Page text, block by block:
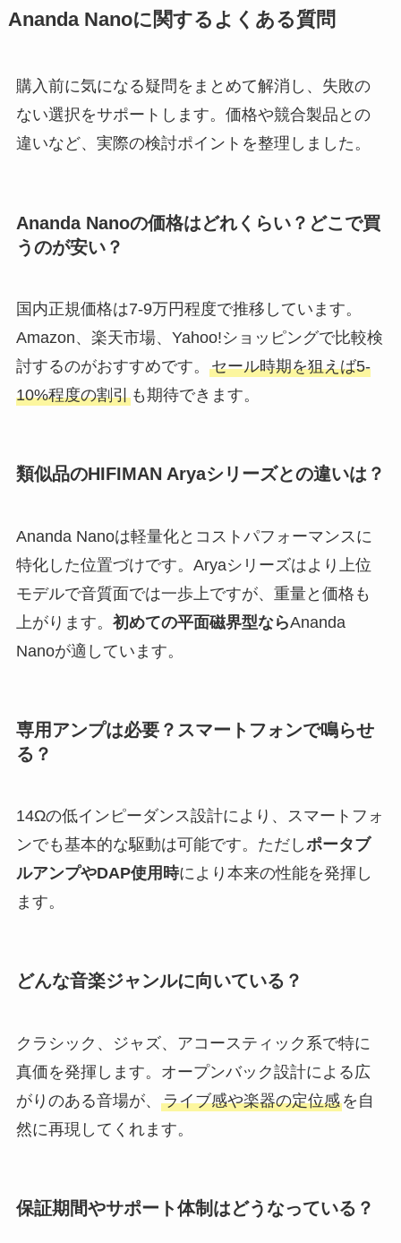
Ananda Nanoに関するよくある質問
購入前に気になる疑問をまとめて解消し、失敗の
ない選択をサポートします。価格や競合製品との
違いなど、実際の検討ポイントを整理しました。
Ananda Nanoの価格はどれくらい？どこで買
うのが安い？
国内正規価格は7-9万円程度で推移しています。
Amazon、楽天市場、Yahoo!ショッピングで比較検
討するのがおすすめです。 セール時期を狙えば5-
10%程度の割引も期待できます。
類似品のHIFIMAN Aryaシリーズとの違いは？
Ananda Nanoは軽量化とコストパフォーマンスに
特化した位置づけです。Aryaシリーズはより上位
モデルで音質面では一歩上ですが、重量と価格も
上がります。 初めての平面磁界型ならAnanda
Nanoが適しています。
専用アンプは必要？スマートフォンで鳴らせ
る？
14Ωの低インピーダンス設計により、スマートフォ
ンでも基本的な駆動は可能です。ただしポータブ
ルアンプやDAP使用時により本来の性能を発揮し
ます。
どんな音楽ジャンルに向いている？
クラシック、ジャズ、アコースティック系で特に
真価を発揮します。オープンバック設計による広
がりのある音場が、 ライブ感や楽器の定位感を自
然に再現してくれます。
保証期間やサポート体制はどうなっている？